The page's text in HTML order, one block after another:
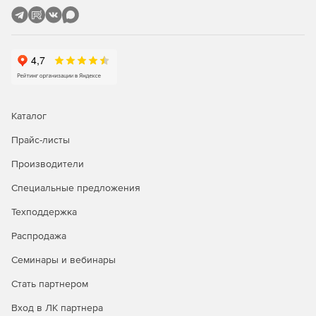
Вывод в таблицы и на схемы параметров расчетной
Разбитие графического изображения схемы сети на
множество визуально независимых участков –
Возможность вывода схемы на любой системный
принтер формата от А4 до А0, а также передача этой
передача в Microsoft Word либо Open Office для
другие программы как данные модели, так и
из других программ, поддерживающих стандартные
форматы.
Каталог
Прайс-листы
Производители
Специальные предложения
Техподдержка
Распродажа
Семинары и вебинары
Стать партнером
Вход в ЛК партнера